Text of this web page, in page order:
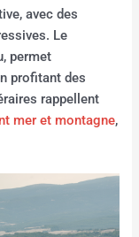
avec des
Le
permet
profitant des
rappellent
mer et montagne,